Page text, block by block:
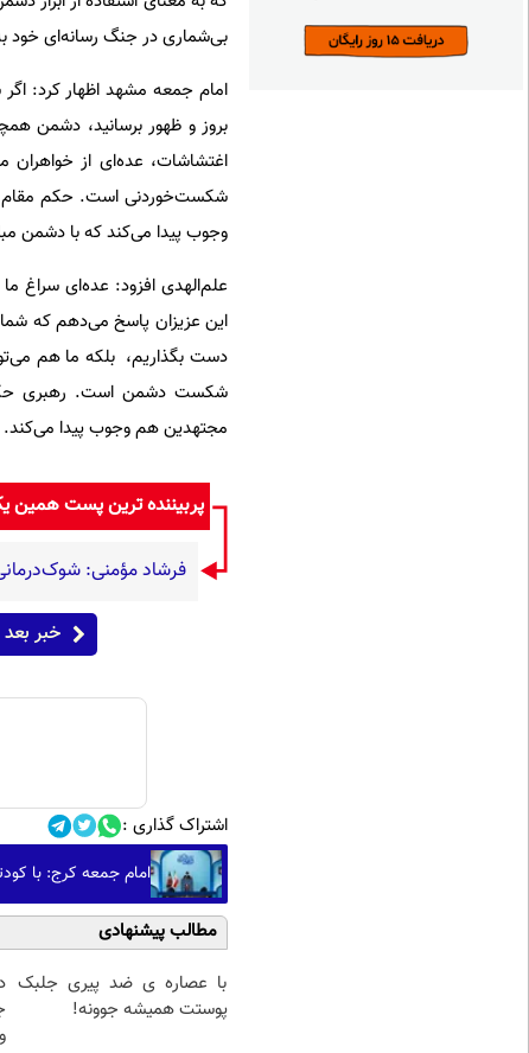
بی‌شماری در جنگ رسانه‌ای خود
امام‌ جمعه مشهد اظهار کرد:
بروز و ظهور برسانید، دشمن
اغتشاشات، عده‌ای از
شکست‌خوردنی است. حکم
وجوب پیدا می‌کند که با دشمن
علم‌الهدی افزود: عده‌ای سراغ
این عزیزان پاسخ می‌دهم که
دست بگذاریم، بلکه ما هم
شکست دشمن است. رهبری حکم
مجتهدین هم وجوب پیدا می‌کند.
پربیننده ترین پست همین
فرشاد مؤمنی:
خبر بعد
اشتراک گذاری :
امام جمعه کرج: با
مطالب پیشنهادی
با عصاره ی ضد پیری جلبک
پوستت همیشه جوونه!